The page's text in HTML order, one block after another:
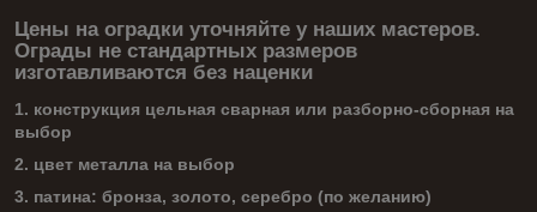
Цены на оградки уточняйте у наших мастеров.
Ограды не стандартных размеров
изготавливаются без наценки
1. конструкция цельная сварная или разборно-сборная на
выбор
2. цвет металла на выбор
3. патина: бронза, золото, серебро (по желанию)